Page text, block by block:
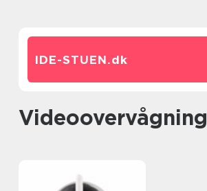
IDE-STUEN.dk
videoovervågning